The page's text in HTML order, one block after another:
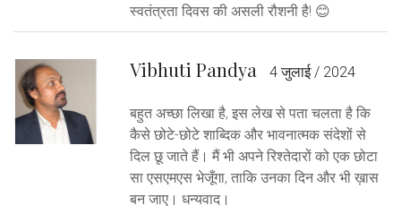
स्वतंत्रता दिवस की असली रौशनी है! 😊
Vibhuti Pandya 4 जुलाई / 2024
बहुत अच्छा लिखा है, इस लेख से पता चलता है कि
कैसे छोटे-छोटे शाब्दिक और भावनात्मक संदेशों से
दिल छू जाते हैं। मैं भी अपने रिश्तेदारों को एक छोटा
सा एसएमएस भेजूँगा, ताकि उनका दिन और भी ख़ास
बन जाए। धन्यवाद।